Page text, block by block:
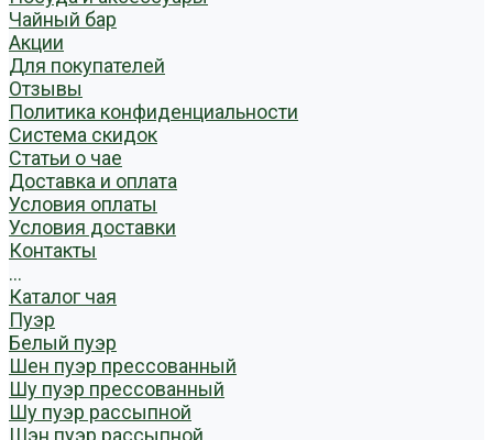
Чайный бар
Акции
Для покупателей
Отзывы
Политика конфиденциальности
Система скидок
Статьи о чае
Доставка и оплата
Условия оплаты
Условия доставки
Контакты
...
Каталог чая
Пуэр
Белый пуэр
Шен пуэр прессованный
Шу пуэр прессованный
Шу пуэр рассыпной
Шэн пуэр рассыпной